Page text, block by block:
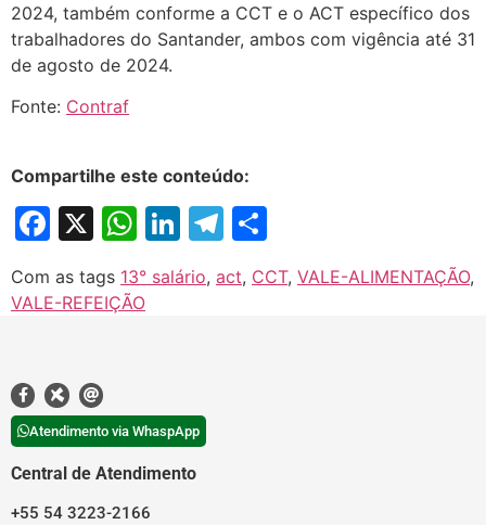
2024, também conforme a CCT e o ACT específico dos
trabalhadores do Santander, ambos com vigência até 31
de agosto de 2024.
Fonte: Contraf
Compartilhe este conteúdo:
Facebook
X WhatsApp
LinkedIn
Telegram
Com as tags 13° salário, act, CCT, VALE-ALIMENTAÇÃO,
VALE-REFEIÇÃO
Atendimento via WhaspApp
Central de Atendimento
+55 54 3223-2166